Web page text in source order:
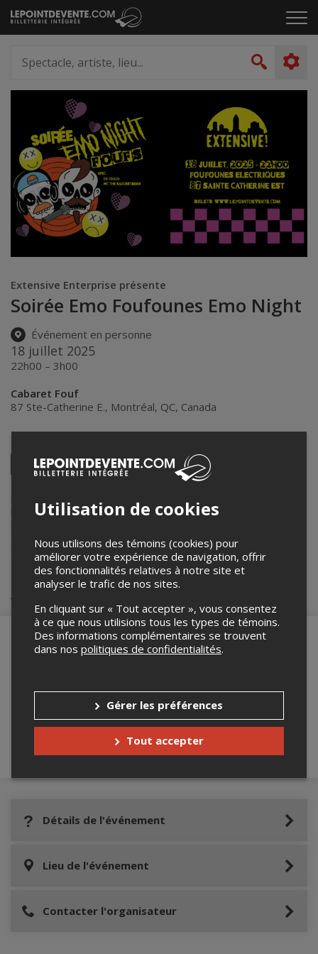
Passer
au
le
artiste,
lieu...
Extensive Enterprise présente
Soirée Emo Foufounes Emo Night
Événement en personne
18 juillet 2025
22h00 – 3h00
Cabaret Fouf
87 Ste-Catherine E., Montréal, QC, Canada
Facebook
Twitter
LinkedinPinterestEnvoyer
Lepointdevente.com agit à titre de mandataire pour
Électriques
dans le cadre de l’affichage en ligne et la vente de billets
contacter l’organisateur de l’événement,Foufounes Électriques
eric@foufouneselectriques.com.
Achat de billets
Détails de l'événement
Lieu de l'événement
Contacter l'organisateur
Utilisation de cookies
Nous utilisons des témoins (cookies) pour
améliorer votre expérience de navigation, offrir
des fonctionnalités relatives à notre site et
analyser le trafic de nos sites.
En cliquant sur « Tout accepter », vous consentez
à ce que nous utilisions tous les types de témoins.
Des informations complémentaires se trouvent
dans nos politiques de confidentialités.
Gérer les préférences
Tout accepter